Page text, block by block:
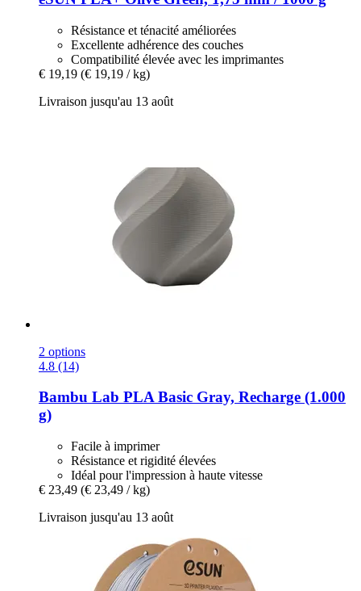
Résistance et ténacité améliorées
Excellente adhérence des couches
Compatibilité élevée avec les imprimantes
€ 19,19 (€ 19,19 / kg)
Livraison jusqu'au 13 août
2 options
4.8 (14)
Bambu Lab PLA Basic Gray, Recharge (1.000
g)
Facile à imprimer
Résistance et rigidité élevées
Idéal pour l'impression à haute vitesse
€ 23,49 (€ 23,49 / kg)
Livraison jusqu'au 13 août